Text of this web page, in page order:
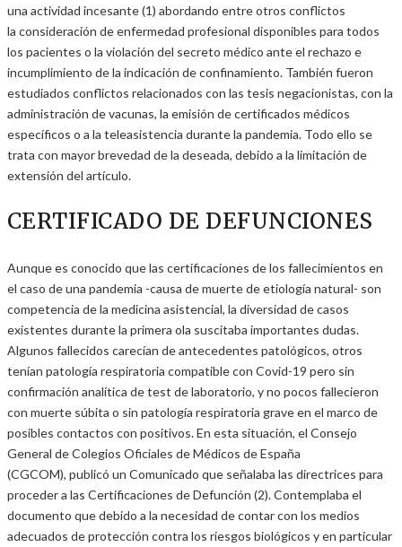
una actividad incesante (1) abordando entre otros conflictos
la consideración de enfermedad profesional disponibles para todos
los pacientes o la violación del secreto médico ante el rechazo e
incumplimiento de la indicación de confinamiento. También fueron
estudiados conflictos relacionados con las tesis negacionistas, con la
administración de vacunas, la emisión de certificados médicos
específicos o a la teleasistencia durante la pandemia. Todo ello se
trata con mayor brevedad de la deseada, debido a la limitación de
extensión del artículo.
CERTIFICADO DE DEFUNCIONES
Aunque es conocido que las certificaciones de los fallecimientos en
el caso de una pandemia -causa de muerte de etiología natural- son
competencia de la medicina asistencial, la diversidad de casos
existentes durante la primera ola suscitaba importantes dudas.
Algunos fallecidos carecían de antecedentes patológicos, otros
tenían patología respiratoria compatible con Covid-19 pero sin
confirmación analítica de test de laboratorio, y no pocos fallecieron
con muerte súbita o sin patología respiratoria grave en el marco de
posibles contactos con positivos. En esta situación, el Consejo
General de Colegios Oficiales de Médicos de España
(CGCOM), publicó un Comunicado que señalaba las directrices para
proceder a las Certificaciones de Defunción (2). Contemplaba el
documento que debido a la necesidad de contar con los medios
adecuados de protección contra los riesgos biológicos y en particular